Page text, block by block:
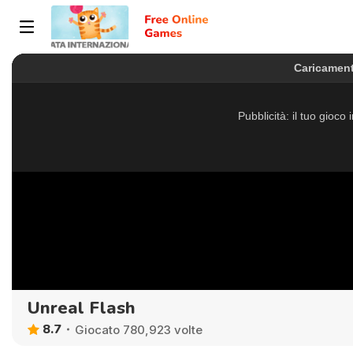
Unreal Flash
8.7 Giocato 780,923 volte